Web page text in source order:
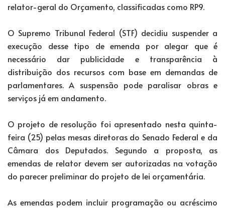
relator-geral do Orçamento, classificadas como RP9.
O Supremo Tribunal Federal (STF) decidiu suspender a
execução desse tipo de emenda por alegar que é
necessário dar publicidade e transparência à
distribuição dos recursos com base em demandas de
parlamentares. A suspensão pode paralisar obras e
serviços já em andamento.
O projeto de resolução foi apresentado nesta quinta-
feira (25) pelas mesas diretoras do Senado Federal e da
Câmara dos Deputados. Segundo a proposta, as
emendas de relator devem ser autorizadas na votação
do parecer preliminar do projeto de lei orçamentária.
As emendas podem incluir programação ou acréscimo